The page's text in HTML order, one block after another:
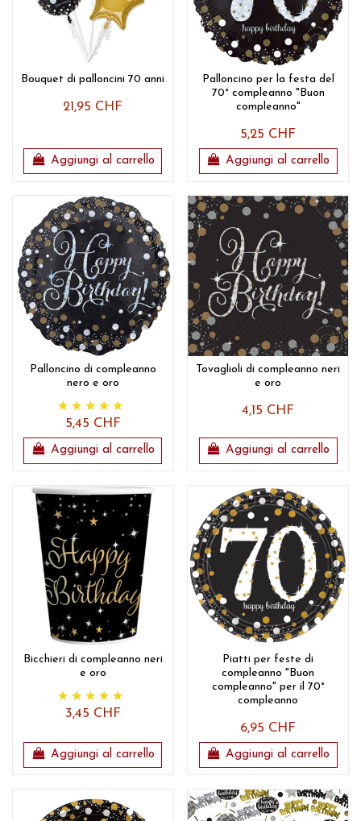
Bouquet di palloncini 70 anni
21,95 CHF
Aggiungi al carrello
Palloncino per la festa del
70° compleanno "Buon
compleanno"
5,25 CHF
Aggiungi al carrello
Palloncino di compleanno
nero e oro
5,45 CHF
Aggiungi al carrello
Tovaglioli di compleanno neri
e oro
4,15 CHF
Aggiungi al carrello
Bicchieri di compleanno neri
e oro
3,45 CHF
Aggiungi al carrello
Piatti per feste di
compleanno "Buon
compleanno" per il 70°
compleanno
6,95 CHF
Aggiungi al carrello